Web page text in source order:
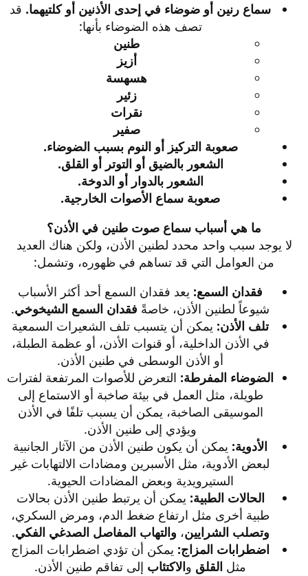
سماع رنين أو ضوضاء في إحدى الأذنين أو كلتيهما. قد
تصف هذه الضوضاء بأنها:
طنين
أزيز
هسهسة
زئير
نقرات
صفير
صعوبة التركيز أو النوم بسبب الضوضاء.
الشعور بالضيق أو التوتر أو القلق.
الشعور بالدوار أو الدوخة.
صعوبة سماع الأصوات الخارجية.
ما هي أسباب سماع صوت طنين في الأذن؟
لا يوجد سبب واحد محدد لطنين الأذن، ولكن هناك العديد
من العوامل التي قد تساهم في ظهوره، وتشمل:​
فقدان السمع: يعد فقدان السمع أحد أكثر الأسباب
شيوعاً لطنين الأذن، خاصةً فقدان السمع الشيخوخي.​
تلف الأذن: يمكن أن يتسبب تلف الشعيرات السمعية
في الأذن الداخلية، أو قنوات الأذن، أو عظمة الطبلة،
أو الأذن الوسطى في طنين الأذن.​
الضوضاء المفرطة: التعرض للأصوات المرتفعة لفترات
طويلة، مثل العمل في بيئة صاخبة أو الاستماع إلى
الموسيقى الصاخبة، يمكن أن يسبب تلفًا في الأذن
ويؤدي إلى طنين الأذن.​
الأدوية: يمكن أن يكون طنين الأذن من الآثار الجانبية
لبعض الأدوية، مثل الأسبرين ومضادات الالتهابات غير
الستيرويدية وبعض المضادات الحيوية.​
الحالات الطبية: يمكن أن يرتبط طنين الأذن بحالات
طبية أخرى مثل ارتفاع ضغط الدم، ومرض السكري،
وتصلب الشرايين، والتهاب المفاصل الصدغي الفكي.​
اضطرابات المزاج: يمكن أن تؤدي اضطرابات المزاج
مثل القلق والاكتئاب إلى تفاقم طنين الأذن.​